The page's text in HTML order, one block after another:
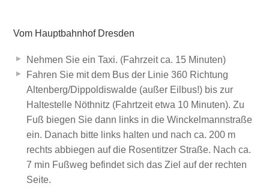
Vom Hauptbahnhof Dresden
Nehmen Sie ein Taxi. (Fahrzeit ca. 15 Minuten)
Fahren Sie mit dem Bus der Linie 360 Richtung
Altenberg/Dippoldiswalde (außer Eilbus!) bis zur
Haltestelle Nöthnitz (Fahrtzeit etwa 10 Minuten). Zu
Fuß biegen Sie dann links in die Winckelmannstraße
ein. Danach bitte links halten und nach ca. 200 m
rechts abbiegen auf die Rosentitzer Straße. Nach ca.
7 min Fußweg befindet sich das Ziel auf der rechten
Seite.